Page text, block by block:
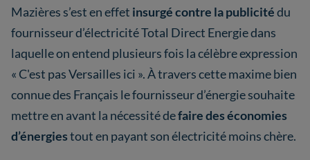
Mazières s’est en effet insurgé contre la publicitédu
fournisseur d’électricité Total Direct Energie dans
laquelle on entend plusieurs fois la célèbre expression
« C'est pas Versailles ici ». À travers cette maxime bien
connue des Français le fournisseur d’énergie souhaite
mettre en avant la nécessité defaire des économies
d’énergiestout en payant son électricité moins chère.